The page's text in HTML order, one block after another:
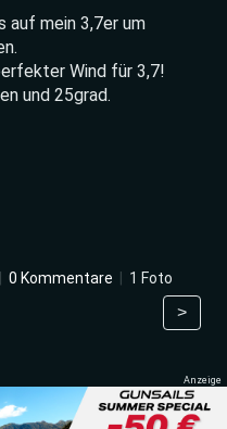
auf mein 3,7er um
Wind für 3,7!
und 25grad.
0 Kommentare 1 Foto
>